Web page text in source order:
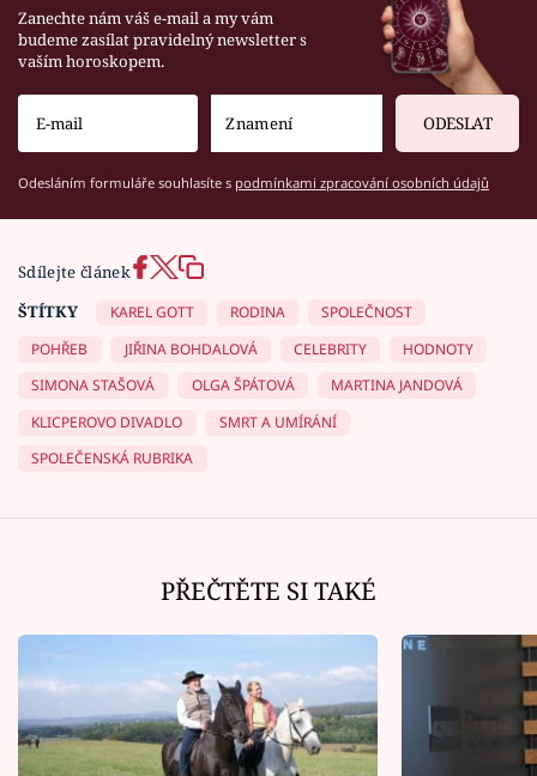
Zanechte nám váš e-mail a my vám
budeme zasílat pravidelný newsletter s
vaším horoskopem.
ODESLAT
Odesláním formuláře souhlasíte s podmínkami zpracování osobních údajů
Sdílejte článek
ŠTÍTKY
KAREL GOTT RODINA
SPOLEČNOST
POHŘEB
JIŘINA BOHDALOVÁ CELEBRITY
HODNOTY
SIMONA STAŠOVÁ
OLGA ŠPÁTOVÁ
MARTINA JANDOVÁ
KLICPEROVO DIVADLO
SMRT A UMÍRÁNÍ
SPOLEČENSKÁ RUBRIKA
PŘEČTĚTE SI TAKÉ